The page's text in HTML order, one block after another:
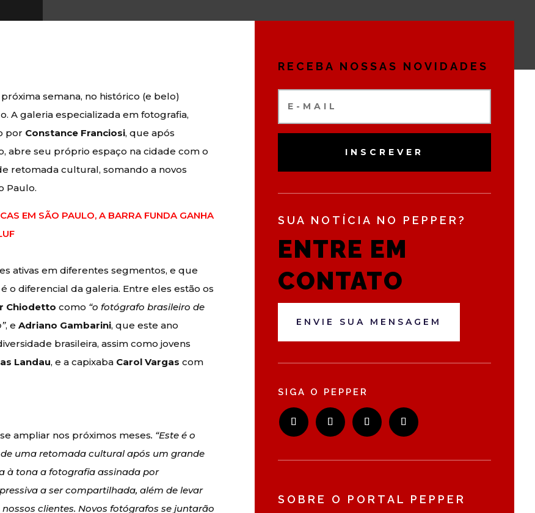
semana, no histórico (e belo)
A galeria especializada em fotografia,
por Constance Franciosi, que após
abre seu próprio espaço na cidade com o
retomada cultural, somando a novos
Paulo.
EM SÃO PAULO, A BARRA FUNDA GANHA
ativas em diferentes segmentos, e que
o diferencial da galeria. Entre eles estão os
Chiodetto como “o fotógrafo brasileiro de
, eAdriano Gambarini, que este ano
brasileira, assim como jovens
Landau, e a capixaba Carol Vargas com
ampliar nos próximos meses. “Este é o
uma retomada cultural após um grande
à tona a fotografia assinada por
a ser compartilhada, além de levar
clientes. Novos fotógrafos se juntarão
RECEBA NOSSAS NOVIDADES
INSCREVER
SUA NOTÍCIA NO PEPPER?
ENTRE EM
CONTATO
ENVIE SUA MENSAGEM
SIGA O PEPPER
SOBRE O PORTAL PEPPER